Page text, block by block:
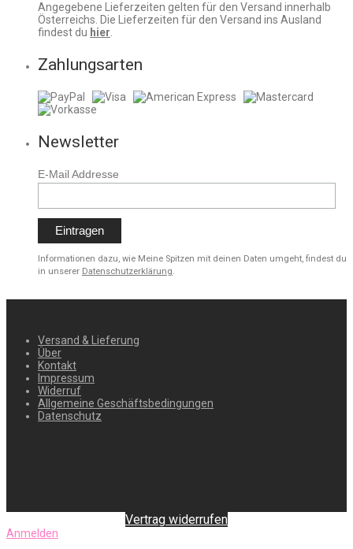
Angegebene Lieferzeiten gelten für den Versand innerhalb
Österreichs. Die Lieferzeiten für den Versand ins Ausland
findest du hier
Zahlungsarten
Newsletter
E-Mail Addresse
Informationen dazu, wie Meine Spitzen mit deinen Daten umgeht, findest du
in unserer Datenschutzerklärung.
Versand & Lieferung
Über
Kontakt
Impressum
Widerruf
Allgemeine Geschäftsbedingungen
Datenschutz
Vertrag widerrufen
Anmelden